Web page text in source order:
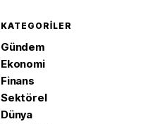
KATEGORILER
Gündem
Ekonomi
Finans
Sektörel
Dünya